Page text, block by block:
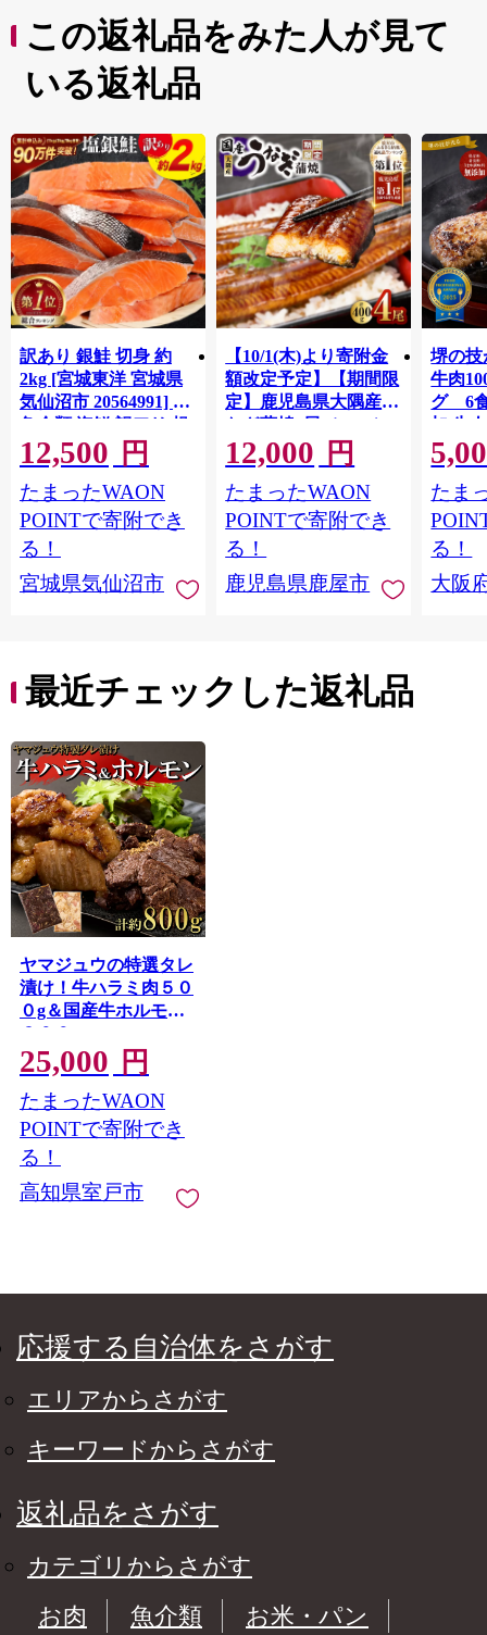
FAX ：0887-22-1120
メール：furusato@city.muroto.lg.jp
※お寄せいただいた個人情報は、室戸市が寄附金の受付
れ以外の目的で使用するものではありません。
※ただし、返礼品配送は各事業者が行っており、配送業
務に必要な情報は各事業者と共有させていただいており
ます。
※寄附者様都合で返礼品をお受け取りできなかった場
合、再配送はできません。
この返礼品をみた人が見て
いる返礼品
訳あり 銀鮭 切身 約
2kg [宮城東洋 宮城県
気仙沼市 20564991] 鮭
魚介類 海鮮 訳アリ 規
格外 不揃い さけ サケ
鮭切身 シャケ 切り身
冷凍 家庭用 おかず 弁
当 支援 サーモン 銀鮭
切り身 魚 わけあり
12,500 円
たまったWAON
POINTで寄附でき
る！
宮城県気仙沼市
【10/1(木)より寄附金
額改定予定】【期間限
定】鹿児島県大隅産う
なぎ蒲焼4尾（400g）
12,000 円
たまったWAON
POINTで寄附でき
る！
鹿児島県鹿屋市
堺の技
牛肉
グ 6
加 牛
ット 6
メ 温
菜 簡
すめ
取り
料 ふ
堺市】
たま
る！
大阪
最近チェックした返礼品
ヤマジュウの特選タレ
漬け！牛ハラミ肉５０
０g＆国産牛ホルモン
３００ｇ
25,000 円
たまったWAON
POINTで寄附でき
る！
高知県室戸市
応援する自治体をさがす
エリアからさがす
キーワードからさがす
返礼品をさがす
カテゴリからさがす
お肉
魚介類
お米・パン